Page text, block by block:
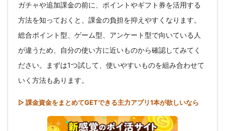
ガチャや追加課金の前に、ポイントやギフト券を活用する
方法を知っておくと、課金の負担を抑えやすくなります。
総合ポイント型、ゲーム型、アンケート型で向いている人
が違うため、自分の使い方に近いものから確認してみてく
ださい。まずは1つ試して、使いやすいものを組み合わせて
いく方法もあります。
▷ 課金資金をまとめてGETできる主力アプリ1本が欲しいなら